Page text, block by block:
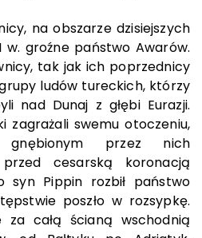
na obszarze dzisiejszych
w. groźne państwo Awarów.
tak jak ich poprzednicy
ludów tureckich, którzy
nad Dunaj z głębi Eurazji.
zagrażali swemu otoczeniu,
gnębionym przez nich
przed cesarską koronacją
syn Pippin rozbił państwo
poszło w rozsypkę.
za całą ścianą wschodnią